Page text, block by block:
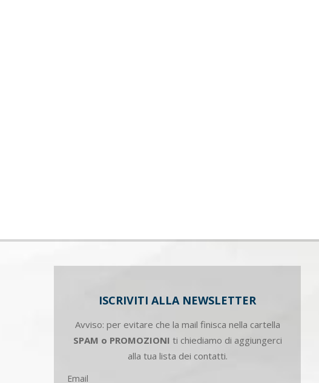
ISCRIVITI ALLA NEWSLETTER
Avviso: per evitare che la mail finisca nella cartella
SPAM o PROMOZIONI ti chiediamo di aggiungerci
alla tua lista dei contatti.
Email